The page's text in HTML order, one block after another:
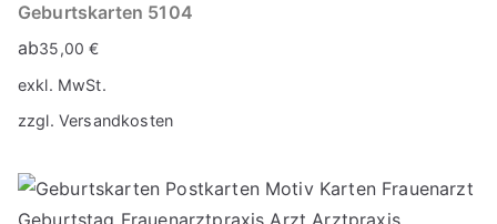
Geburtskarten 5104
ab35,00€
exkl. MwSt.
zzgl. Versandkosten